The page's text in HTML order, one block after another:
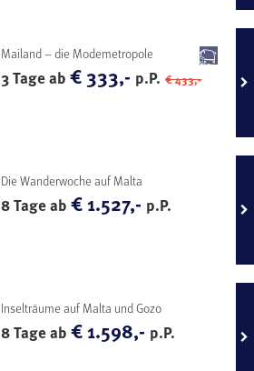
Mailand – die Modemetropole
3 Tage ab€ 333,- p.P. € 433,-
Die Wanderwoche auf Malta
8 Tage ab€ 1.527,- p.P.
Inselträume auf Malta und Gozo
8 Tage ab€ 1.598,- p.P.